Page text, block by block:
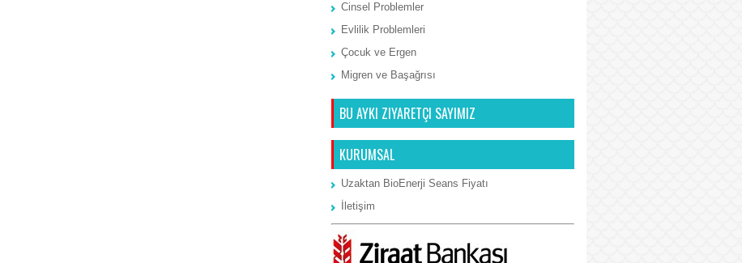
Cinsel Problemler
Evlilik Problemleri
Çocuk ve Ergen
Migren ve Başağrısı
BU AYKI ZIYARETÇI SAYIMIZ
KURUMSAL
Uzaktan BioEnerji Seans Fiyatı
İletişim